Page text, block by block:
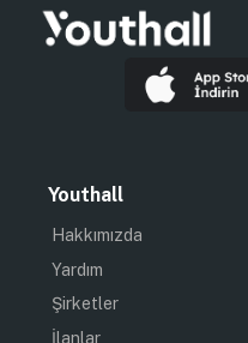
Youthall
Hakkımızda
Yardım
Şirketler
İlanlar